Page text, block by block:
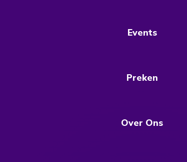
Events
Preken
Over Ons